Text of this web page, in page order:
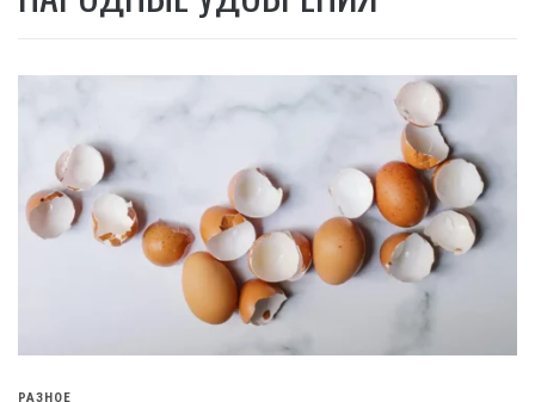
РАЗНОЕ